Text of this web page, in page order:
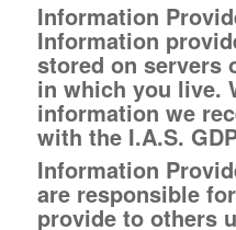
Information
Information
stored on servers
in which you live.
information we
with the I.A.S.
Information
are responsible
provide to others